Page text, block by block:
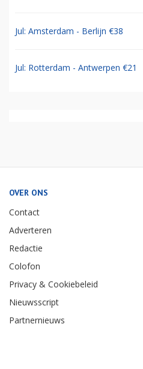
Jul: Amsterdam - Berlijn €38
Jul: Rotterdam - Antwerpen €21
OVER ONS
Contact
Adverteren
Redactie
Colofon
Privacy & Cookiebeleid
Nieuwsscript
Partnernieuws